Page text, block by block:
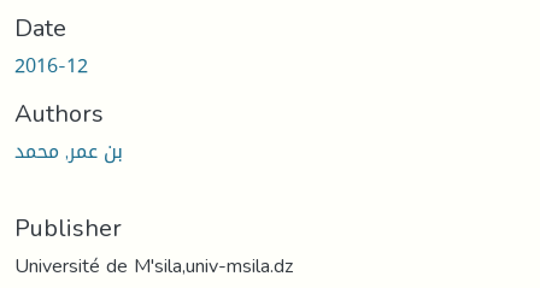
Date
2016-12
Authors
بن عمر, محمد
Publisher
Université de M'sila,univ-msila.dz